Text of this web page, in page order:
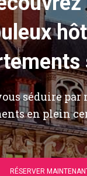
séduire par
en plein
RÉSERVER